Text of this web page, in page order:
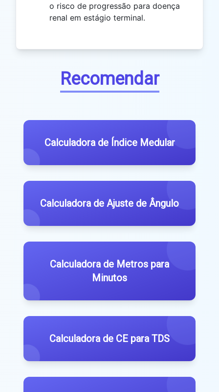
o risco de progressão para doença
renal em estágio terminal.
Recomendar
Calculadora de Índice Medular
Calculadora de Ajuste de Ângulo
Calculadora de Metros para
Minutos
Calculadora de CE para TDS